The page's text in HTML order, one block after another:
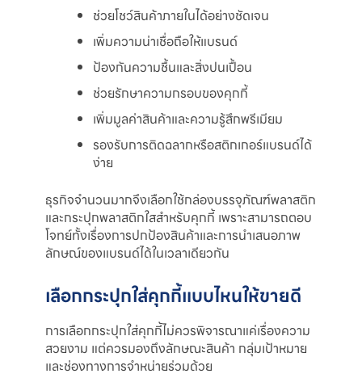
ช่วยโชว์สินค้าภายในได้อย่างชัดเจน
เพิ่มความน่าเชื่อถือให้แบรนด์
ป้องกันความชื้นและสิ่งปนเปื้อน
ช่วยรักษาความกรอบของคุกกี้
เพิ่มมูลค่าสินค้าและความรู้สึกพรีเมียม
รองรับการติดฉลากหรือสติกเกอร์แบรนด์ได้
ง่าย
ธุรกิจจำนวนมากจึงเลือกใช้กล่องบรรจุภัณฑ์พลาสติก
และกระปุกพลาสติกใสสำหรับคุกกี้ เพราะสามารถตอบ
โจทย์ทั้งเรื่องการปกป้องสินค้าและการนำเสนอภาพ
ลักษณ์ของแบรนด์ได้ในเวลาเดียวกัน
เลือกกระปุกใส่คุกกี้แบบไหนให้ขายดี
การเลือกกระปุกใส่คุกกี้ไม่ควรพิจารณาแค่เรื่องความ
สวยงาม แต่ควรมองถึงลักษณะสินค้า กลุ่มเป้าหมาย
และช่องทางการจำหน่ายร่วมด้วย